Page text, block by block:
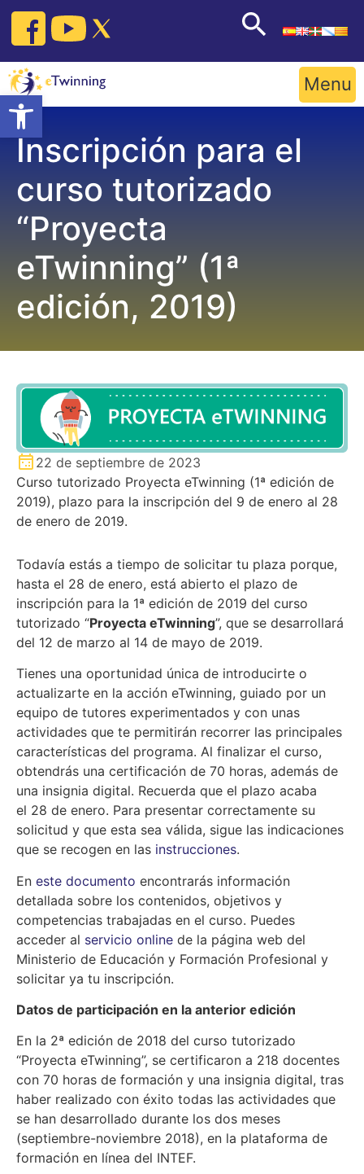
Open toolbar
Skip
content
Menu
Inscripción para el
curso tutorizado
“Proyecta
eTwinning” (1ª
edición, 2019)
22 de septiembre de 2023
Curso tutorizado Proyecta eTwinning (1ª edición de
2019), plazo para la inscripción del 9 de enero al 28
de enero de 2019.
Todavía estás a tiempo de solicitar tu plaza porque,
hasta el 28 de enero, está abierto el plazo de
inscripción para la 1ª edición de 2019 del curso
tutorizado “Proyecta eTwinning”, que se desarrollará
del 12 de marzo al 14 de mayo de 2019.
Tienes una oportunidad única de introducirte o
actualizarte en la acción eTwinning, guiado por un
equipo de tutores experimentados y con unas
actividades que te permitirán recorrer las principales
características del programa. Al finalizar el curso,
obtendrás una certificación de 70 horas, además de
una insignia digital. Recuerda que el plazo acaba
el 28 de enero. Para presentar correctamente su
solicitud y que esta sea válida, sigue las indicaciones
que se recogen en las instrucciones.
En este documento encontrarás información
detallada sobre los contenidos, objetivos y
competencias trabajadas en el curso. Puedes
acceder al servicio online de la página web del
Ministerio de Educación y Formación Profesional y
solicitar ya tu inscripción.
Datos de participación en la anterior edición
En la 2ª edición de 2018 del curso tutorizado
“Proyecta eTwinning”, se certificaron a 218 docentes
con 70 horas de formación y una insignia digital, tras
haber realizado con éxito todas las actividades que
se han desarrollado durante los dos meses
(septiembre-noviembre 2018), en la plataforma de
formación en línea del INTEF.